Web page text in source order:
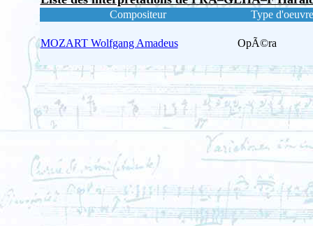
Compositeur Type d'oeuvre
MOZART Wolfgang Amadeus OpÃ©ra